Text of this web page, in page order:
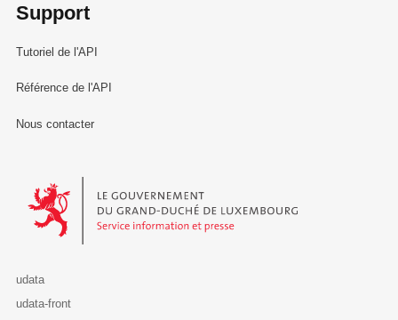
Support
Tutoriel de l'API
Référence de l'API
Nous contacter
Le Gouvernement du Grand-Duché de Luxembourg - Service
udata
udata-front